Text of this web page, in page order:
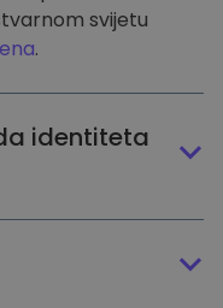
svijetu
.
identiteta